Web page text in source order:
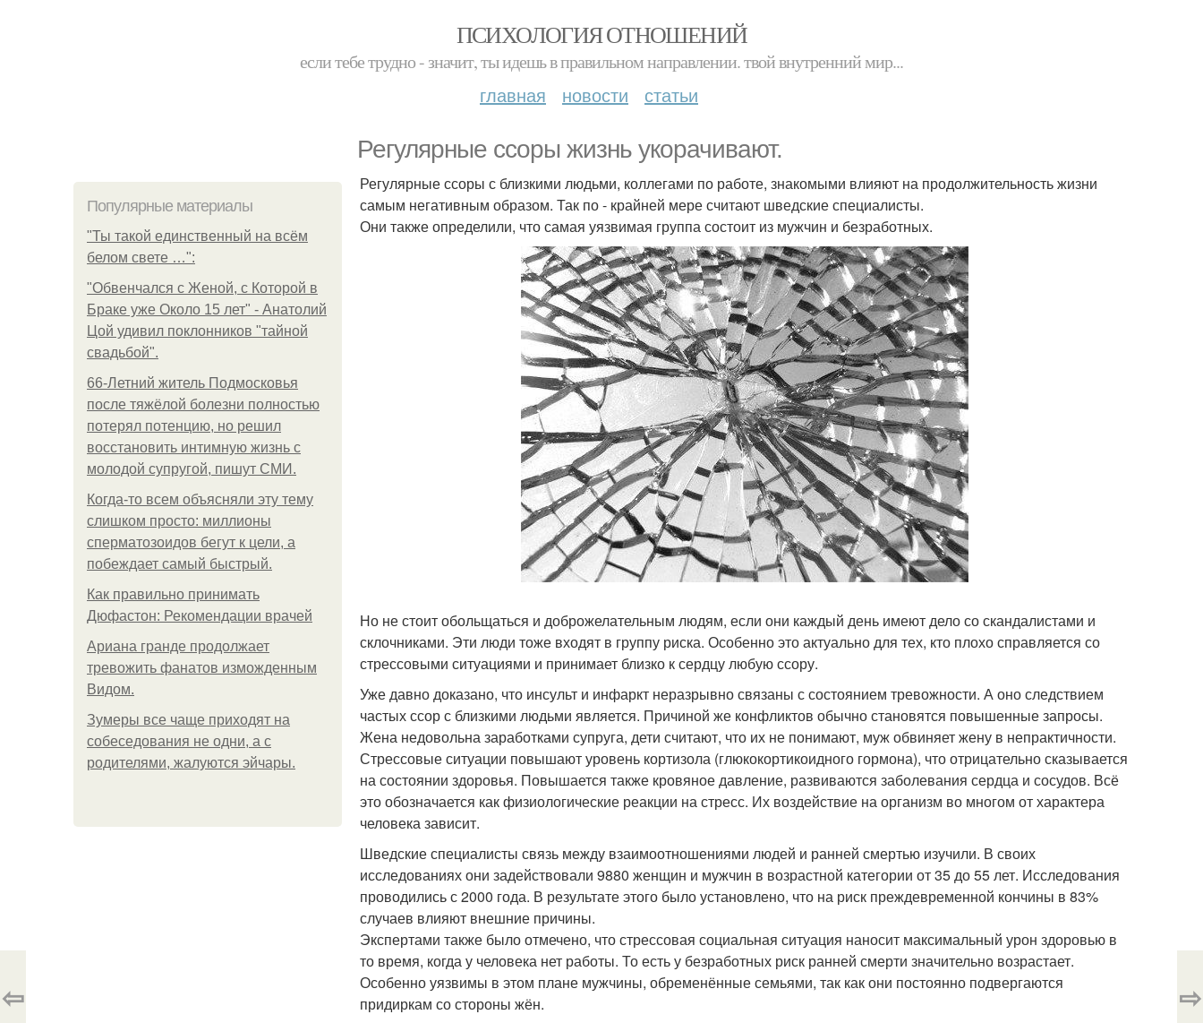
ПСИХОЛОГИЯ ОТНОШЕНИЙ
если тебе трудно - значит, ты идешь в правильном направлении. твой внутренний мир...
главная новости статьи
Регулярные ссоры жизнь укорачивают.
Популярные материалы
"Ты такой единственный на всём
белом свете …":
"Обвенчался с Женой, с Которой в
Браке уже Около 15 лет" - Анатолий
Цой удивил поклонников "тайной
свадьбой".
66-Летний житель Подмосковья
после тяжёлой болезни полностью
потерял потенцию, но решил
восстановить интимную жизнь с
молодой супругой, пишут СМИ.
Когда-то всем объясняли эту тему
слишком просто: миллионы
сперматозоидов бегут к цели, а
побеждает самый быстрый.
Как правильно принимать
Дюфастон: Рекомендации врачей
Ариана гранде продолжает
тревожить фанатов изможденным
Видом.
Зумеры все чаще приходят на
собеседования не одни, а с
родителями, жалуются эйчары.
Регулярные ссоры с близкими людьми, коллегами по работе, знакомыми влияют на продолжительность жизни
самым негативным образом. Так по - крайней мере считают шведские специалисты.
Они также определили, что самая уязвимая группа состоит из мужчин и безработных.
Но не стоит обольщаться и доброжелательным людям, если они каждый день имеют дело со скандалистами и
склочниками. Эти люди тоже входят в группу риска. Особенно это актуально для тех, кто плохо справляется со
стрессовыми ситуациями и принимает близко к сердцу любую ссору.
Уже давно доказано, что инсульт и инфаркт неразрывно связаны с состоянием тревожности. А оно следствием
частых ссор с близкими людьми является. Причиной же конфликтов обычно становятся повышенные запросы.
Жена недовольна заработками супруга, дети считают, что их не понимают, муж обвиняет жену в непрактичности.
Стрессовые ситуации повышают уровень кортизола (глюкокортикоидного гормона), что отрицательно сказывается
на состоянии здоровья. Повышается также кровяное давление, развиваются заболевания сердца и сосудов. Всё
это обозначается как физиологические реакции на стресс. Их воздействие на организм во многом от характера
человека зависит.
Шведские специалисты связь между взаимоотношениями людей и ранней смертью изучили. В своих
исследованиях они задействовали 9880 женщин и мужчин в возрастной категории от 35 до 55 лет. Исследования
проводились с 2000 года. В результате этого было установлено, что на риск преждевременной кончины в 83%
случаев влияют внешние причины.
Экспертами также было отмечено, что стрессовая социальная ситуация наносит максимальный урон здоровью в
то время, когда у человека нет работы. То есть у безработных риск ранней смерти значительно возрастает.
Особенно уязвимы в этом плане мужчины, обременённые семьями, так как они постоянно подвергаются
придиркам со стороны жён.
⇦ ⇨